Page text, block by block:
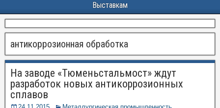
Выставкам
антикоррозионная обработка
На заводе «Тюменьстальмост» ждут
разработок новых антикоррозионных
сплавов